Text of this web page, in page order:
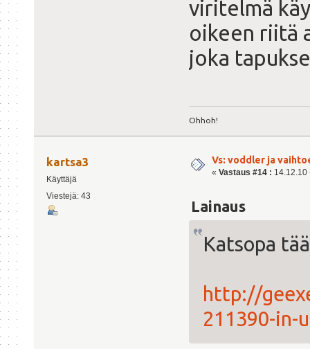
viritelmä
oikeen riitä
joka
Ohhoh!
kartsa3
Käyttäjä
Viestejä: 43
Vs: voddler ja
« Vastaus #14 : 14.12.10
Lainaus
Katsopa
http://
211390-in-